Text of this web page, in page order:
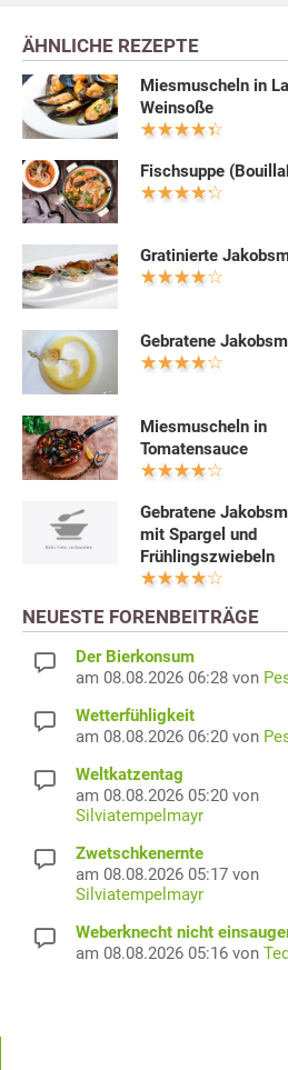
ÄHNLICHE REZEPTE
Miesmuscheln in
Weinsoße
Fischsuppe
Gratinierte
Gebratene
Miesmuscheln in
Tomatensauce
Gebratene
mit Spargel und
Frühlingszwiebeln
NEUESTE FORENBEITRÄGE
Der Bierkonsum
am 08.08.2026 06:28 von
Wetterfühligkeit
am 08.08.2026 06:20 von
Weltkatzentag
am 08.08.2026 05:20 von
Silviatempelmayr
Zwetschkenernte
am 08.08.2026 05:17 von
Silviatempelmayr
Weberknecht nicht
am 08.08.2026 05:16 von